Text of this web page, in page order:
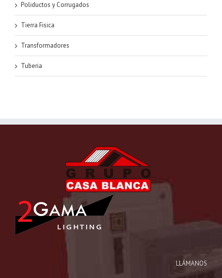
Poliductos y Corrugados
Tierra Fisica
Transformadores
Tuberia
LLÁMANOS